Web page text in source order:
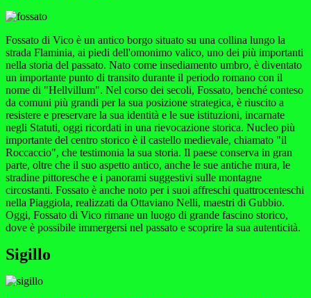
Fossato di Vico è un antico borgo situato su una collina lungo la
strada Flaminia, ai piedi dell'omonimo valico, uno dei più importanti
nella storia del passato. Nato come insediamento umbro, è diventato
un importante punto di transito durante il periodo romano con il
nome di "Hellvillum". Nel corso dei secoli, Fossato, benché conteso
da comuni più grandi per la sua posizione strategica, è riuscito a
resistere e preservare la sua identità e le sue istituzioni, incarnate
negli Statuti, oggi ricordati in una rievocazione storica. Nucleo più
importante del centro storico è il castello medievale, chiamato "il
Roccaccio", che testimonia la sua storia. Il paese conserva in gran
parte, oltre che il suo aspetto antico, anche le sue antiche mura, le
stradine pittoresche e i panorami suggestivi sulle montagne
circostanti. Fossato è anche noto per i suoi affreschi quattrocenteschi
nella Piaggiola, realizzati da Ottaviano Nelli, maestri di Gubbio.
Oggi, Fossato di Vico rimane un luogo di grande fascino storico,
dove è possibile immergersi nel passato e scoprire la sua autenticità.
Sigillo